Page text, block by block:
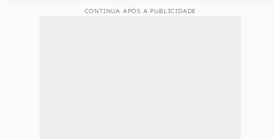
CONTINUA APÓS A PUBLICIDADE